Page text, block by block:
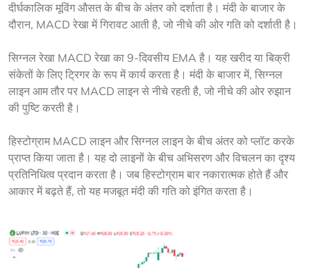
दीर्घकालिक मूविंग औसत के बीच के अंतर को दर्शाता है। मंदी के बाजार के
दौरान, MACD रेखा में गिरावट आती है, जो नीचे की ओर गति को दर्शाती है।
सिग्नल रेखा MACD रेखा का 9-दिवसीय EMA है। यह खरीद या बिक्री
संकेतों के लिए ट्रिगर के रूप में कार्य करता है। मंदी के बाजार में, सिग्नल
लाइन आम तौर पर MACD लाइन से नीचे रहती है, जो नीचे की ओर रुझान
की पुष्टि करती है।
हिस्टोग्राम MACD लाइन और सिग्नल लाइन के बीच अंतर को प्लॉट करके
प्राप्त किया जाता है। यह दो लाइनों के बीच अभिसरण और विचलन का दृश्य
प्रतिनिधित्व प्रदान करता है। जब हिस्टोग्राम बार नकारात्मक होते हैं और
आकार में बढ़ते हैं, तो यह मजबूत मंदी की गति को इंगित करता है।